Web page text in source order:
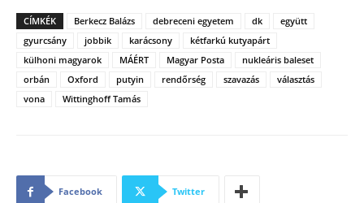
CÍMKÉK Berkecz Balázs debreceni egyetem dk
együtt
gyurcsány
jobbik karácsony
kétfarkú kutyapárt
külhoni magyarok
MÁÉRT Magyar Posta
nukleáris baleset
orbán
Oxford putyin rendőrség szavazás
választás
vona
Wittinghoff Tamás
Facebook Twitter